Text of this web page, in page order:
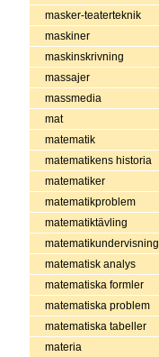
masker-teaterteknik
maskiner
maskinskrivning
massajer
massmedia
mat
matematik
matematikens historia
matematiker
matematikproblem
matematiktävling
matematikundervisning
matematisk analys
matematiska formler
matematiska problem
matematiska tabeller
materia